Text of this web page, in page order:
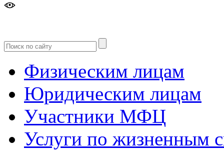
Физическим лицам
Юридическим лицам
Участники МФЦ
Услуги по жизненным